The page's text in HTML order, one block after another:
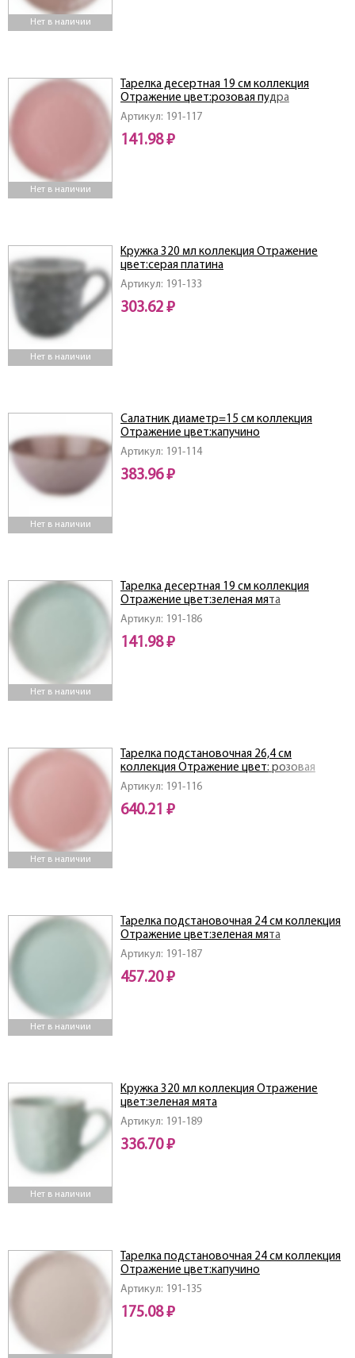
Нет в наличии
Нет в наличии
Артикул: 191-117
Тарелка десертная 19 см коллекция
Отражение цвет:розовая пудра
141.98 ₽
Нет в наличии
Артикул: 191-133
Кружка 320 мл коллекция Отражение
цвет:серая платина
303.62 ₽
Нет в наличии
Артикул: 191-114
Салатник диаметр=15 см коллекция
Отражение цвет:капучино
383.96 ₽
Нет в наличии
Артикул: 191-186
Тарелка десертная 19 см коллекция
Отражение цвет:зеленая мята
141.98 ₽
Нет в наличии
Артикул: 191-116
Тарелка подстановочная 26,4 см
коллекция Отражение цвет: розовая
пудра
640.21 ₽
Нет в наличии
Артикул: 191-187
Тарелка подстановочная 24 см коллекция
Отражение цвет:зеленая мята
457.20 ₽
Нет в наличии
Артикул: 191-189
Кружка 320 мл коллекция Отражение
цвет:зеленая мята
336.70 ₽
Артикул: 191-135
Тарелка подстановочная 24 см коллекция
Отражение цвет:капучино
175.08 ₽